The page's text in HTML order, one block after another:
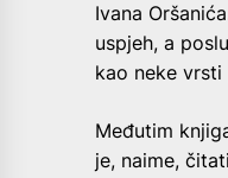
Ivana
uspjeh, a
kao neke
Međutim
je, naime,